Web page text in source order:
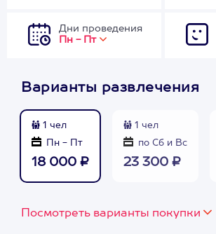
Дни проведения
Пн - Пт
Варианты развлечения
1 чел
Пн - Пт
18 000 ₽
1 чел
по Сб и Вс
23 300 ₽
Посмотреть варианты покупки